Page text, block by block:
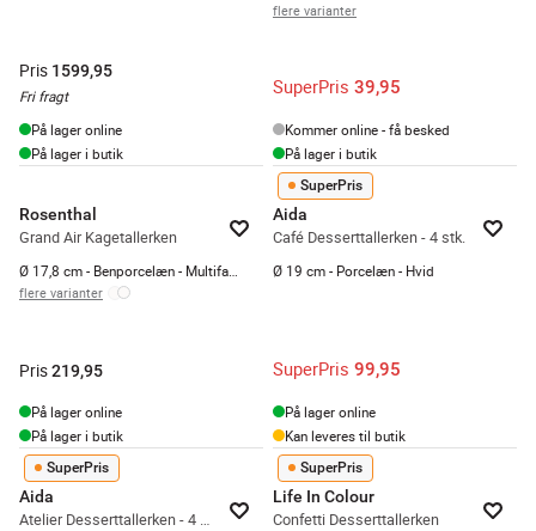
Pris 1599,95
Fri fragt
På lager online
På lager i butik
flere varianter
SuperPris 39,95
Kommer online - få besked
På lager i butik
Rosenthal
Grand Air Kagetallerken
flere varianter
Pris219,95
På lager online
På lager i butik
SuperPris
Aida
Café Desserttallerken - 4 stk.
Ø 19 cm - Porcelæn - Hvid
SuperPris 99,95
På lager online
Kan leveres til butik
SuperPris
Aida
Atelier Desserttallerken - 4 stk.
SuperPris
Life In Colour
Confetti Desserttallerken